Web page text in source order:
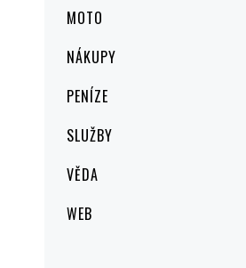
MOTO
NÁKUPY
PENÍZE
SLUŽBY
VĚDA
WEB